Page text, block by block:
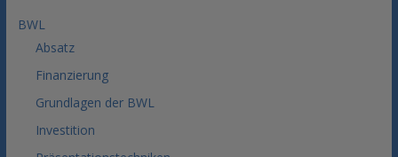
BWL
Absatz
Finanzierung
Grundlagen der BWL
Investition